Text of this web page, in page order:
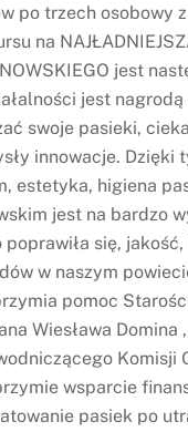
po trzech osobowy
na
jest
jest
swoje pasieki,
innowacje. Dzięki
estetyka, higiena
jest na bardzo
poprawiła się,
w naszym
pomoc
Wiesława Domina
Komisji
wsparcie
pasiek po